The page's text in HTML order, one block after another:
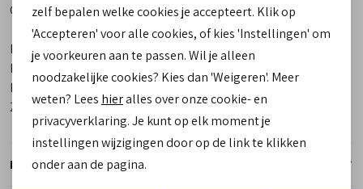
Categorie
Korte laarsjes | veterboots |
chelseaboots
Kleur
Cognac
Materiaal buitenkant
Materiaal binnenkant
Textiel
Zool
Rubber
Retourneren
zelf bepalen welke cookies je accepteert. Klik op
'Accepteren' voor alle cookies, of kies 'Instellingen' om
je voorkeuren aan te passen. Wil je alleen
noodzakelijke cookies? Kies dan 'Weigeren'. Meer
weten? Lees hieralles over onze cookie- en
privacyverklaring. Je kunt op elk moment je
instellingen wijzigingen door op de link te klikken
onder aan de pagina.